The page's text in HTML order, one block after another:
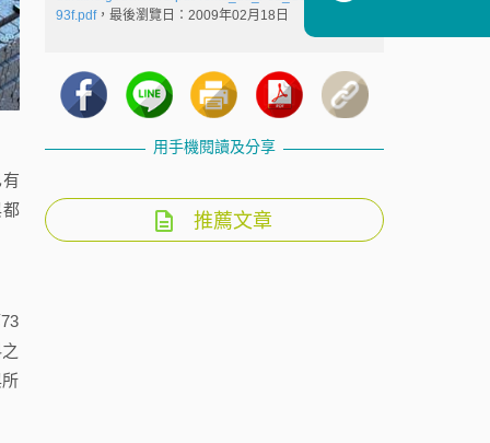
93f.pdf，最後瀏覽日：2009年02月18日
用手機閱讀及分享
推薦文章